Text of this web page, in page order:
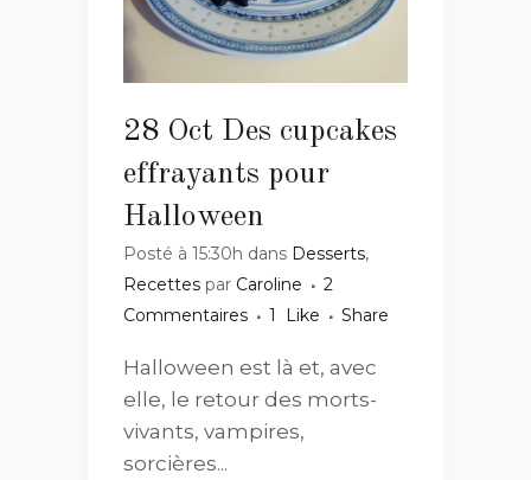
28 Oct Des cupcakes
effrayants pour
Halloween
Posté à 15:30h dans Desserts,
Recettes par Caroline
2
Commentaires
1 Like Share
Halloween est là et, avec
elle, le retour des morts-
vivants, vampires,
sorcières...